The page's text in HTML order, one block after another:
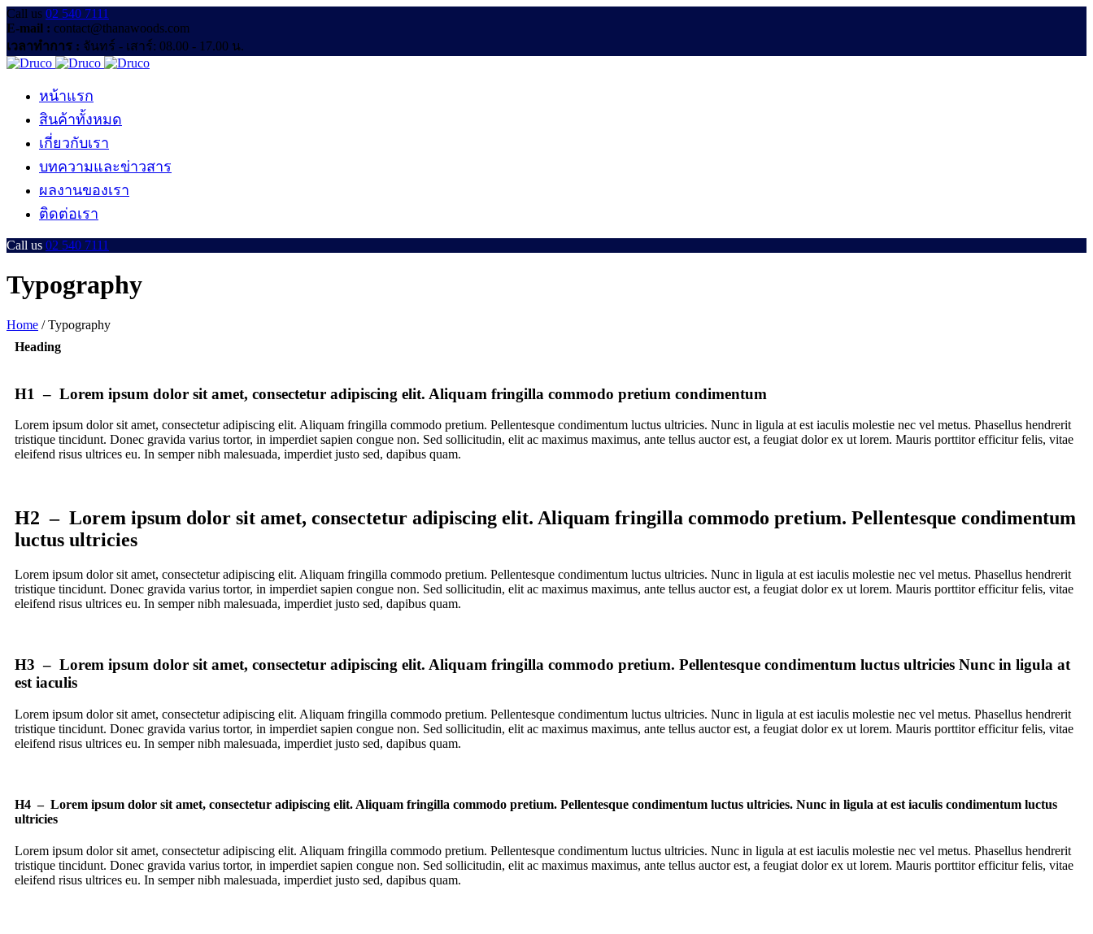
Call us 02 540 7111
E-mail : contact@thanawoods.com
เวลาทำการ : จันทร์ - เสาร์: 08.00 - 17.00 น.
หน้าแรก
สินค้าทั้งหมด
เกี่ยวกับเรา
บทความและข่าวสาร
ผลงานของเรา
ติดต่อเรา
Call us 02 540 7111
Typography
Home / Typography
Heading
H1 – Lorem ipsum dolor sit amet, consectetur adipiscing elit. Aliquam fringilla commodo pretium condimentum
Lorem ipsum dolor sit amet, consectetur adipiscing elit. Aliquam fringilla commodo pretium. Pellentesque condimentum luctus ultricies. Nunc in ligula at est iaculis molestie nec vel metus. Phasellus hendrerit
tristique tincidunt. Donec gravida varius tortor, in imperdiet sapien congue non. Sed sollicitudin, elit ac maximus maximus, ante tellus auctor est, a feugiat dolor ex ut lorem. Mauris porttitor efficitur felis, vitae
eleifend risus ultrices eu. In semper nibh malesuada, imperdiet justo sed, dapibus quam.
H2 – Lorem ipsum dolor sit amet, consectetur adipiscing elit. Aliquam fringilla commodo pretium. Pellentesque condimentum
luctus ultricies
Lorem ipsum dolor sit amet, consectetur adipiscing elit. Aliquam fringilla commodo pretium. Pellentesque condimentum luctus ultricies. Nunc in ligula at est iaculis molestie nec vel metus. Phasellus hendrerit
tristique tincidunt. Donec gravida varius tortor, in imperdiet sapien congue non. Sed sollicitudin, elit ac maximus maximus, ante tellus auctor est, a feugiat dolor ex ut lorem. Mauris porttitor efficitur felis, vitae
eleifend risus ultrices eu. In semper nibh malesuada, imperdiet justo sed, dapibus quam.
H3 – Lorem ipsum dolor sit amet, consectetur adipiscing elit. Aliquam fringilla commodo pretium. Pellentesque condimentum luctus ultricies Nunc in ligula at
est iaculis
Lorem ipsum dolor sit amet, consectetur adipiscing elit. Aliquam fringilla commodo pretium. Pellentesque condimentum luctus ultricies. Nunc in ligula at est iaculis molestie nec vel metus. Phasellus hendrerit
tristique tincidunt. Donec gravida varius tortor, in imperdiet sapien congue non. Sed sollicitudin, elit ac maximus maximus, ante tellus auctor est, a feugiat dolor ex ut lorem. Mauris porttitor efficitur felis, vitae
eleifend risus ultrices eu. In semper nibh malesuada, imperdiet justo sed, dapibus quam.
H4 – Lorem ipsum dolor sit amet, consectetur adipiscing elit. Aliquam fringilla commodo pretium. Pellentesque condimentum luctus ultricies. Nunc in ligula at est iaculis condimentum luctus
ultricies
Lorem ipsum dolor sit amet, consectetur adipiscing elit. Aliquam fringilla commodo pretium. Pellentesque condimentum luctus ultricies. Nunc in ligula at est iaculis molestie nec vel metus. Phasellus hendrerit
tristique tincidunt. Donec gravida varius tortor, in imperdiet sapien congue non. Sed sollicitudin, elit ac maximus maximus, ante tellus auctor est, a feugiat dolor ex ut lorem. Mauris porttitor efficitur felis, vitae
eleifend risus ultrices eu. In semper nibh malesuada, imperdiet justo sed, dapibus quam.